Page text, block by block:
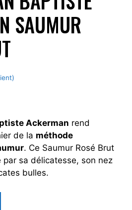
SAUMUR
Ackerman rend
de la méthode
. Ce Saumur Rosé Brut
par sa délicatesse, son nez
bulles.